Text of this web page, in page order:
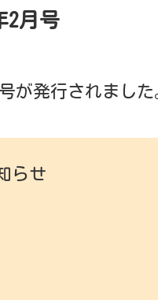
2月号
が発行されました
らせ